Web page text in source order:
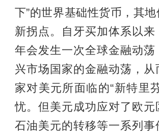
下”的世界基础性货币，其
新拐点。自牙买加体系以来
年会发生一次全球金融动荡
兴市场国家的金融动荡，从
家对美元所面临的“新特里
忧。但美元成功应对了欧元
石油美元的转移等一系列事